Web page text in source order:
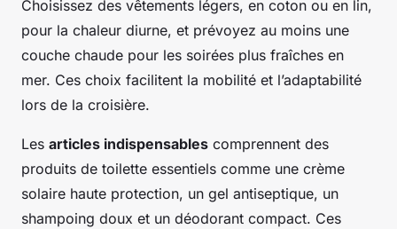
Choisissez des vêtements légers, en coton ou en lin,
pour la chaleur diurne, et prévoyez au moins une
couche chaude pour les soirées plus fraîches en
mer. Ces choix facilitent la mobilité et l’adaptabilité
lors de la croisière.
Les articles indispensables comprennent des
produits de toilette essentiels comme une crème
solaire haute protection, un gel antiseptique, un
shampoing doux et un déodorant compact. Ces